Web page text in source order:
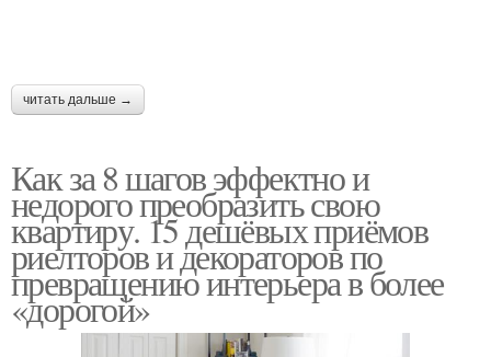
читать дальше →
Как за 8 шагов эффектно и
недорого преобразить свою
квартиру. 15 дешёвых приёмов
риелторов и декораторов по
превращению интерьера в более
«дорогой»